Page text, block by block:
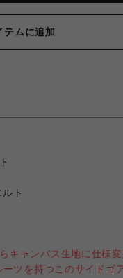
テムに追加
ト
キャンバス生地に仕様
ツを持つこのサイドゴ